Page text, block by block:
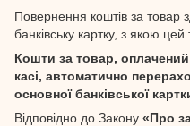
Повернення коштів за товар
банківську картку, з якою
Кошти за товар, оплачений
касі, автоматично
основної банківської
Відповідно до Закону «Про